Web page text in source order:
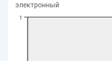
электронный